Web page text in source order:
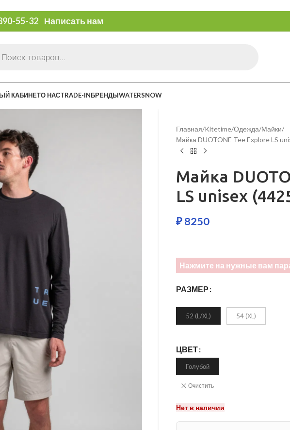
55-32 Написать нам
КАБИНЕТО НАСTRADE-INБРЕНДЫWATERSNOW
Главная Kitetime Одежда Майки
Майка DUOTONE Tee Explore LS
Майка
LS unisex
₽8250
Нажмите на нужные вам
РАЗМЕР
52 (L/XL) 54 (XL)
ЦВЕТ
Голубой
Очистить
Нет в наличии